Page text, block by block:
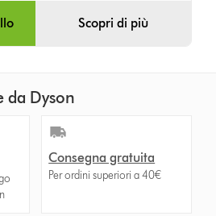
Scopri di più
da Dyson
Consegna gratuita
Per ordini superiori a 40€